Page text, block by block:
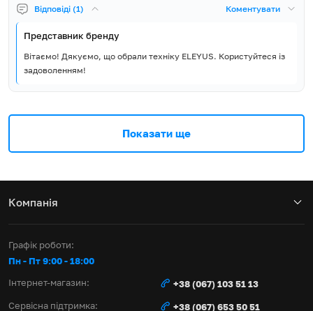
Відповіді (1) Коментувати
Представник бренду
Вітаємо! Дякуємо, що обрали техніку ELEYUS. Користуйтеся із
задоволенням!
Показати ще
Компанія
Графік роботи:
Пн - Пт 9:00 - 18:00
Інтернет-магазин:
+38 (067) 103 51 13
Сервісна підтримка:
+38 (067) 653 50 51